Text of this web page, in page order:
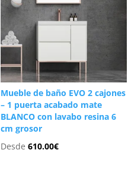
Mueble de baño EVO 2 cajones
– 1 puerta acabado mate
BLANCO con lavabo resina 6
cm grosor
Desde 610.00€